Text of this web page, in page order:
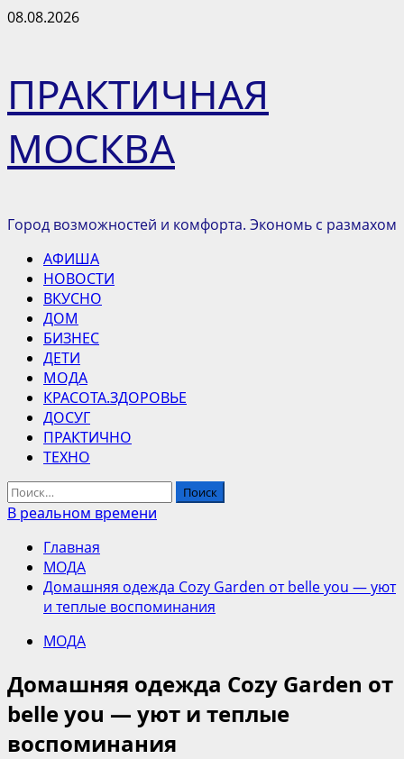
Перейти
08.08.2026
ПРАКТИЧНАЯ
МОСКВА
Город возможностей и комфорта. Экономь с размахом
Основное
меню
АФИША
НОВОСТИ
ВКУСНО
ДОМ
БИЗНЕС
ДЕТИ
МОДА
КРАСОТА.ЗДОРОВЬЕ
ДОСУГ
ПРАКТИЧНО
ТЕХНО
Найти:
В реальном времени
Главная
МОДА
Домашняя одежда Cozy Garden от belle you — уют
и теплые воспоминания
МОДА
Домашняя одежда Cozy Garden от
belle you — уют и теплые
воспоминания